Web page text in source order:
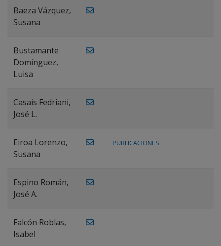
Baeza Vázquez,
Susana
Bustamante
Domínguez,
Luisa
Casais Fedriani,
José L.
Eiroa Lorenzo,
Susana
PUBLICACIONES
Espino Román,
José A.
Falcón Roblas,
Isabel